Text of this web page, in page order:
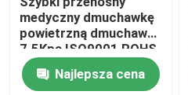
medyczny dmuchawkę
powietrzną dmuchawkę
7.5Kpa ISO9001 ROHS
certyfikowany
Najlepsza cena